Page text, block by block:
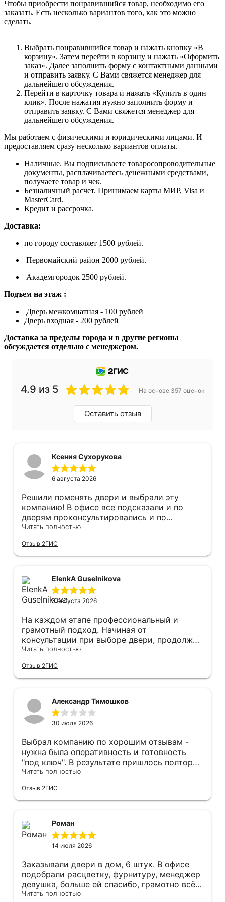
Чтобы приобрести понравившийся товар, необходимо его
заказать. Есть несколько вариантов того, как это можно
сделать.
Выбрать понравившийся товар и нажать кнопку «В
корзину». Затем перейти в корзину и нажать «Оформить
заказ». Далее заполнить форму с контактными данными
и отправить заявку. С Вами свяжется менеджер для
дальнейшего обсуждения.
Перейти в карточку товара и нажать «Купить в один
клик». После нажатия нужно заполнить форму и
отправить заявку. С Вами свяжется менеджер для
дальнейшего обсуждения.
Мы работаем с физическими и юридическими лицами. И
предоставляем сразу несколько вариантов оплаты.
Наличные. Вы подписываете товаросопроводительные
документы, расплачиваетесь денежными средствами,
получаете товар и чек.
Безналичный расчет. Принимаем карты МИР, Visa и
MasterCard.
Кредит и рассрочка.
Доставка:
по городу составляет 1500 рублей.
Первомайский район 2000 рублей.
Академгородок 2500 рублей.
Подъем на этаж :
Дверь межкомнатная - 100 рублей
Дверь входная - 200 рублей
Доставка за пределы города и в другие регионы
обсуждается отдельно с менеджером.
4.9 из 5 На основе 357 оценок
Оставить отзыв
Ксения Сухорукова
6 августа 2026
Решили поменять двери и выбрали эту
компанию! В офисе все подсказали и по
дверям проконсультировались и по
фурнитуре. Анастасия ответила на все
Монтаж быстро, качественно и аккуратно,
Сергея прямо рекомендую! С утра до
мусор убирает после монтажа. Рекомендую!
Читать полностью
Отзыв 2ГИС
ElenkA Guselnikova
3 августа 2026
На каждом этапе профессиональный и
грамотный подход. Начиная от
консультации при выборе двери, продолжая
оперативным замером, завершая быстрой и
оформление двери - отдельное спасибо!
Рекомендуем и планируем в дальнейшем, по
Читать полностью
Отзыв 2ГИС
Александр Тимошков
30 июля 2026
Выбрал компанию по хорошим отзывам -
нужна была оперативность и готовность
"под ключ". В результате пришлось полтора
часа потратить на уборку подъезда, так как
"утилизация старой двери" не входит
уборка выломанного деревянного косяка и
После предъявления претензии менеджеру
получил только недовольный звонок от
монтажника, никаких извинений и попыток
менеджером специально обговаривал, что
нужна утилизация, мне это затруднительно -
ограниченные физические возможности...
Дополнение на следующий день - отберите
Читать полностью
Отзыв 2ГИС
Роман
14 июля 2026
Заказывали двери в дом, 6 штук. В офисе
подобрали расцветку, фурнитуру, менеджер
девушка, больше ей спасибо, грамотно всё
подсказывала и советовала. Парни
Читать полностью